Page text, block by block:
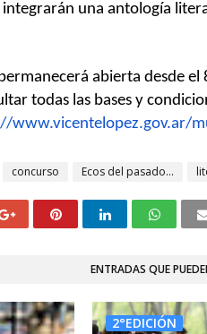
una antología
abierta desde
todas las bases y
www.vicentelopez.gov.ar/
concurso Ecos del pasado...
ENTRADAS QUE
2°EDICIÓN